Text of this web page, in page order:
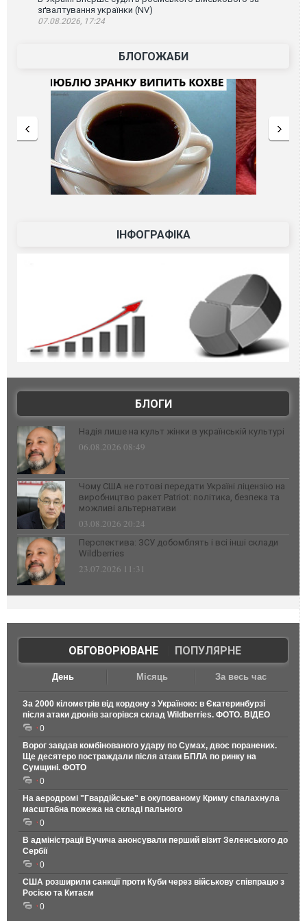
зґвалтування українки (NV)
07.08.2026, 17:24
БЛОГОЖАБИ
ІНФОГРАФІКА
БЛОГИ
Надія лише на культ жінки в українській культурі
06.08.2026 08:49
Чому США не готові передати Україні ліцензію на
виробництво ракет Patriot: політика, безпека та
можливі альтернативи
03.08.2026 20:24
Перспектива: ЗСУ добомблять і всі інші склади
Wildberries
23.07.2026 11:31
ОБГОВОРЮВАНЕ| ПОПУЛЯРНЕ
День Місяць За весь час
За 2000 кілометрів від кордону з Україною: в Єкатеринбурзі
після атаки дронів загорівся склад Wildberries. ФОТО. ВІДЕО
0
Ворог завдав комбінованого удару по Сумах, двоє поранених.
Ще десятеро постраждали після атаки БПЛА по ринку на
Сумщині. ФОТО
0
На аеродромі "Гвардійське" в окупованому Криму спалахнула
масштабна пожежа на складі пального
0
В адміністрації Вучича анонсували перший візит Зеленського до
Сербії
0
США розширили санкції проти Куби через військову співпрацю з
Росією та Китаєм
0